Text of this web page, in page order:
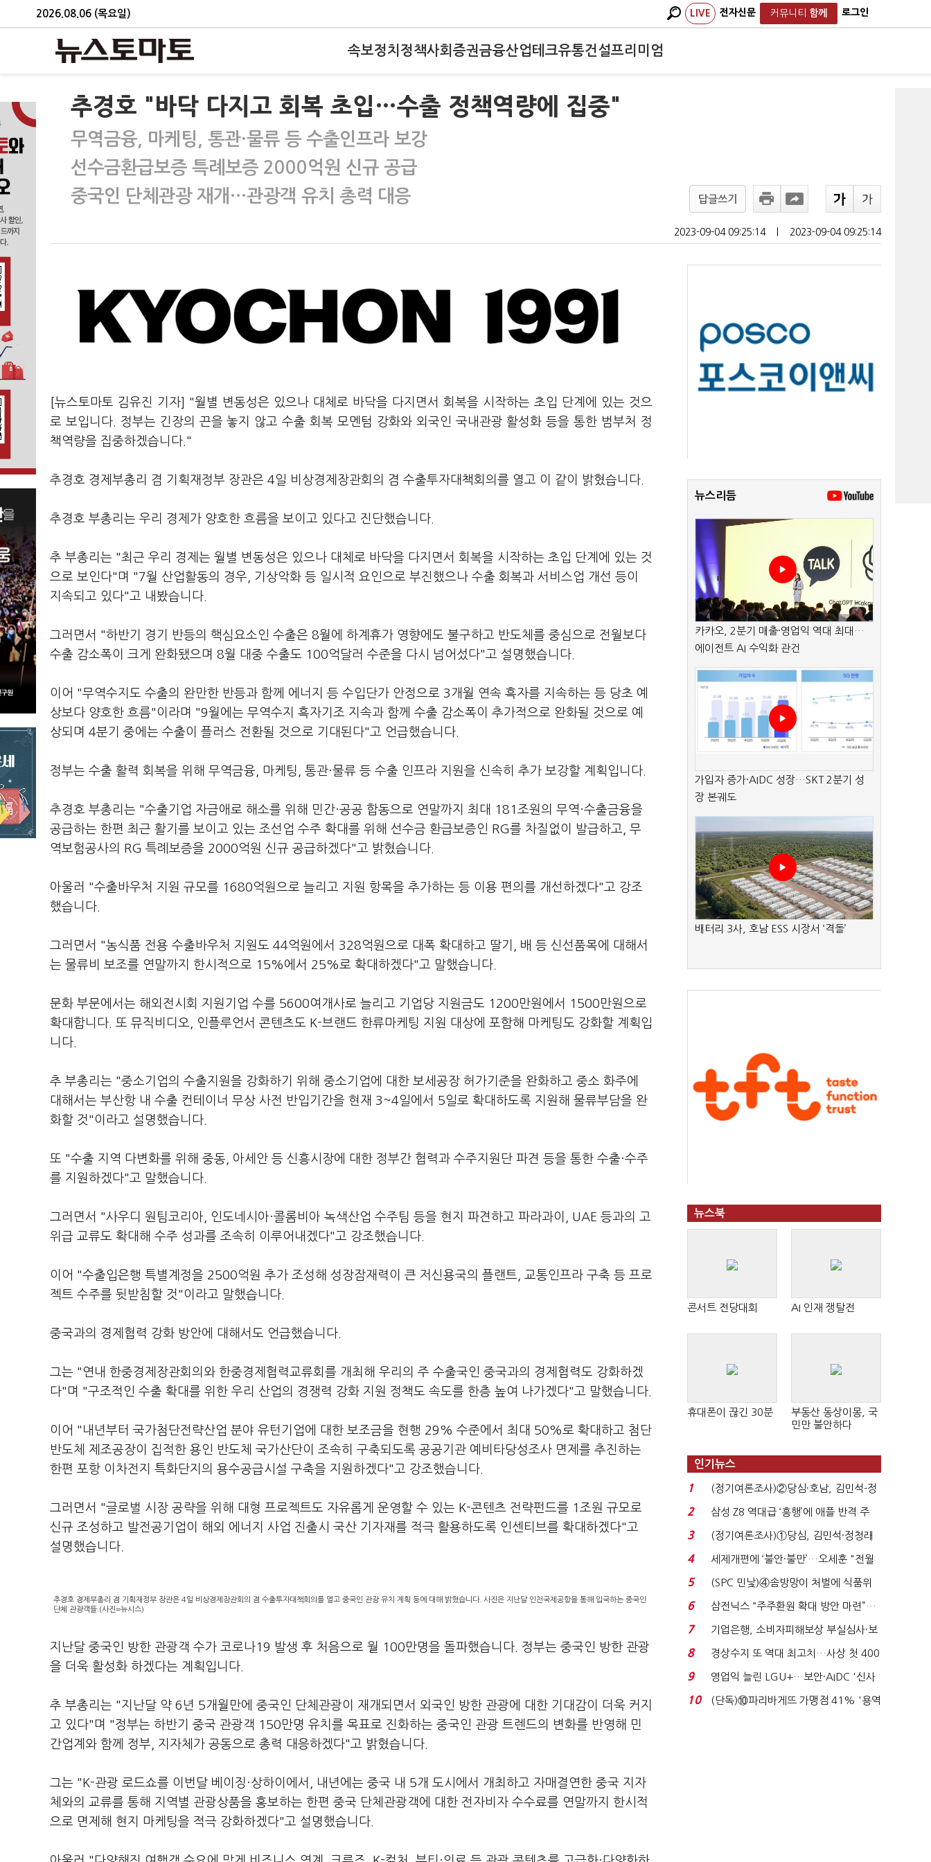
2026.08.06 (목요일) LIVE 전자신문 커뮤니티 함께 로그인
속보정치 정책사회 증권금융산업테크유통건설프리미엄
추경호 "바닥 다지고 회복 초입…수출 정책역량에 집중"
무역금융, 마케팅, 통관·물류 등 수출인프라 보강
선수금환급보증 특례보증 2000억원 신규 공급
중국인 단체관광 재개…관광객 유치 총력 대응
답글쓰기
2023-09-04 09:25:14 2023-09-04 09:25:14
[뉴스토마토 김유진 기자] "월별 변동성은 있으나 대체로 바닥을 다지면서 회복을 시작하는 초입 단계에 있는 것으
로 보입니다. 정부는 긴장의 끈을 놓지 않고 수출 회복 모멘텀 강화와 외국인 국내관광 활성화 등을 통한 범부처 정
책역량을 집중하겠습니다."
추경호 경제부총리 겸 기획재정부 장관은 4일 비상경제장관회의 겸 수출투자대책회의를 열고 이 같이 밝혔습니다.
추경호 부총리는 우리 경제가 양호한 흐름을 보이고 있다고 진단했습니다.
추 부총리는 "최근 우리 경제는 월별 변동성은 있으나 대체로 바닥을 다지면서 회복을 시작하는 초입 단계에 있는 것
으로 보인다"며 "7월 산업활동의 경우, 기상악화 등 일시적 요인으로 부진했으나 수출 회복과 서비스업 개선 등이
지속되고 있다"고 내봤습니다.
그러면서 "하반기 경기 반등의 핵심요소인 수출은 8월에 하계휴가 영향에도 불구하고 반도체를 중심으로 전월보다
수출 감소폭이 크게 완화됐으며 8월 대중 수출도 100억달러 수준을 다시 넘어섰다"고 설명했습니다.
이어 "무역수지도 수출의 완만한 반등과 함께 에너지 등 수입단가 안정으로 3개월 연속 흑자를 지속하는 등 당초 예
상보다 양호한 흐름"이라며 "9월에는 무역수지 흑자기조 지속과 함께 수출 감소폭이 추가적으로 완화될 것으로 예
상되며 4분기 중에는 수출이 플러스 전환될 것으로 기대된다"고 언급했습니다.
정부는 수출 활력 회복을 위해 무역금융, 마케팅, 통관·물류 등 수출 인프라 지원을 신속히 추가 보강할 계획입니다.
추경호 부총리는 "수출기업 자금애로 해소를 위해 민간·공공 합동으로 연말까지 최대 181조원의 무역·수출금융을
공급하는 한편 최근 활기를 보이고 있는 조선업 수주 확대를 위해 선수금 환급보증인 RG를 차질없이 발급하고, 무
역보험공사의 RG 특례보증을 2000억원 신규 공급하겠다"고 밝혔습니다.
아울러 "수출바우처 지원 규모를 1680억원으로 늘리고 지원 항목을 추가하는 등 이용 편의를 개선하겠다"고 강조
했습니다.
그러면서 "농식품 전용 수출바우처 지원도 44억원에서 328억원으로 대폭 확대하고 딸기, 배 등 신선품목에 대해서
는 물류비 보조를 연말까지 한시적으로 15%에서 25%로 확대하겠다"고 말했습니다.
문화 부문에서는 해외전시회 지원기업 수를 5600여개사로 늘리고 기업당 지원금도 1200만원에서 1500만원으로
확대합니다. 또 뮤직비디오, 인플루언서 콘텐츠도 K-브랜드 한류마케팅 지원 대상에 포함해 마케팅도 강화할 계획입
니다.
추 부총리는 "중소기업의 수출지원을 강화하기 위해 중소기업에 대한 보세공장 허가기준을 완화하고 중소 화주에
대해서는 부산항 내 수출 컨테이너 무상 사전 반입기간을 현재 3~4일에서 5일로 확대하도록 지원해 물류부담을 완
화할 것"이라고 설명했습니다.
또 "수출 지역 다변화를 위해 중동, 아세안 등 신흥시장에 대한 정부간 협력과 수주지원단 파견 등을 통한 수출·수주
를 지원하겠다"고 말했습니다.
그러면서 "사우디 원팀코리아, 인도네시아·콜롬비아 녹색산업 수주팀 등을 현지 파견하고 파라과이, UAE 등과의 고
위급 교류도 확대해 수주 성과를 조속히 이루어내겠다"고 강조했습니다.
이어 "수출입은행 특별계정을 2500억원 추가 조성해 성장잠재력이 큰 저신용국의 플랜트, 교통인프라 구축 등 프로
젝트 수주를 뒷받침할 것"이라고 말했습니다.
중국과의 경제협력 강화 방안에 대해서도 언급했습니다.
그는 "연내 한중경제장관회의와 한중경제협력교류회를 개최해 우리의 주 수출국인 중국과의 경제협력도 강화하겠
다"며 "구조적인 수출 확대를 위한 우리 산업의 경쟁력 강화 지원 정책도 속도를 한층 높여 나가겠다"고 말했습니다.
이어 "내년부터 국가첨단전략산업 분야 유턴기업에 대한 보조금을 현행 29% 수준에서 최대 50%로 확대하고 첨단
반도체 제조공장이 집적한 용인 반도체 국가산단이 조속히 구축되도록 공공기관 예비타당성조사 면제를 추진하는
한편 포항 이차전지 특화단지의 용수공급시설 구축을 지원하겠다"고 강조했습니다.
그러면서 "글로벌 시장 공략을 위해 대형 프로젝트도 자유롭게 운영할 수 있는 K-콘텐츠 전략펀드를 1조원 규모로
신규 조성하고 발전공기업이 해외 에너지 사업 진출시 국산 기자재를 적극 활용하도록 인센티브를 확대하겠다"고
설명했습니다.
추경호 경제부총리 겸 기획재정부 장관은 4일 비상경제장관회의 겸 수출투자대책회의를 열고 중국인 관광 유치 계획 등에 대해 밝혔습니다. 사진은 지난달 인천국제공항을 통해 입국하는 중국인
단체 관광객들.(사진=뉴시스)
지난달 중국인 방한 관광객 수가 코로나19 발생 후 처음으로 월 100만명을 돌파했습니다. 정부는 중국인 방한 관광
을 더욱 활성화 하겠다는 계획입니다.
추 부총리는 "지난달 약 6년 5개월만에 중국인 단체관광이 재개되면서 외국인 방한 관광에 대한 기대감이 더욱 커지
고 있다"며 "정부는 하반기 중국 관광객 150만명 유치를 목표로 진화하는 중국인 관광 트렌드의 변화를 반영해 민
간업계와 함께 정부, 지자체가 공동으로 총력 대응하겠다"고 밝혔습니다.
그는 "K-관광 로드쇼를 이번달 베이징·상하이에서, 내년에는 중국 내 5개 도시에서 개최하고 자매결연한 중국 지자
체와의 교류를 통해 지역별 관광상품을 홍보하는 한편 중국 단체관광객에 대한 전자비자 수수료를 연말까지 한시적
으로 면제해 현지 마케팅을 적극 강화하겠다"고 설명했습니다.
뉴스리듬
카카오, 2분기 매출·영업익 역대 최대…
에이전트 AI 수익화 관건
가입자 증가·AIDC 성장…SKT 2분기 성
장 본궤도
배터리 3사, 호남 ESS 시장서 ‘격돌’
뉴스북
콘서트 전당대회 AI 인재 쟁탈전
휴대폰이 끊긴 30분
부동산 동상이몽, 국
민만 불안하다
인기뉴스
1
(정기여론조사)②당심·호남, 김민석-정
청래 '초접전'...
2
삼성 Z8 역대급 ‘흥행’에 애플 반격 주
목…9월 ‘폴...
3
(정기여론조사)①당심, 김민석·정청래
'초접전'…대통령 ...
4
세제개편에 ‘불안·불만’…오세훈 "전월
세 구하기 더 ...
5
(SPC 민낯)④솜방망이 처벌에 식품위
생법 위반 반복...
6
삼전닉스 “주주환원 확대 방안 마련”…
로이터에 성명...
7
기업은행, 소비자피해보상 부실심사·보
이스피싱 공시 ...
8
경상수지 또 역대 최고치…사상 첫 400
억달러에 '3% 성...
9
영업익 늘린 LGU+…보안·AIDC '신사
업 드라이브'...
10
(단독)⑩파리바게뜨 가맹점 41% '용역